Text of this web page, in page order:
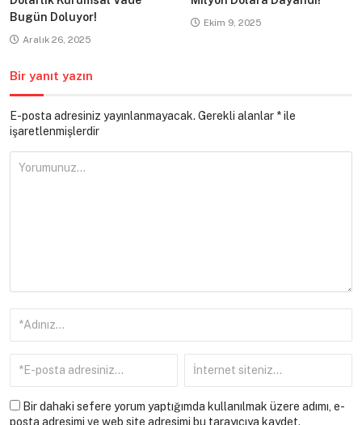
Bugün Doluyor!
Aralık 26, 2025
Ekim 9, 2025
Bir yanıt yazın
E-posta adresiniz yayınlanmayacak. Gerekli alanlar *ile
işaretlenmişlerdir
Bir dahaki sefere yorum yaptığımda kullanılmak üzere adımı, e-
posta adresimi ve web site adresimi bu tarayıcıya kaydet.